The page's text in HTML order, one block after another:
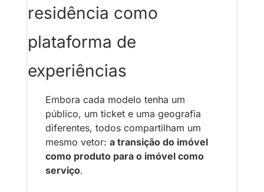
residência como
plataforma de
experiências
Embora cada modelo tenha um
público, um ticket e uma geografia
diferentes, todos compartilham um
mesmo vetor: a transição do imóvel
como produto para o imóvel como
serviço.